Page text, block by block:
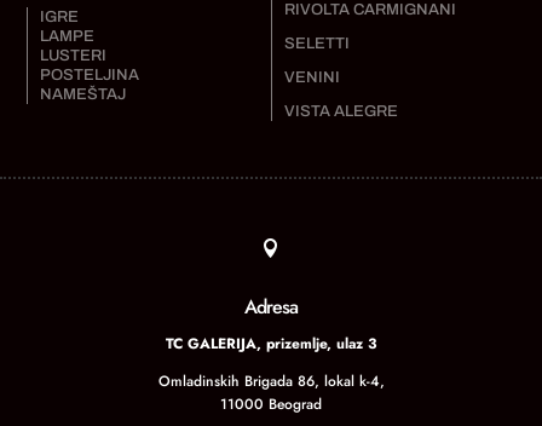
IGRE
LAMPE
LUSTERI
POSTELJINA
NAMEŠTAJ
RIVOLTA CARMIGNANI
SELETTI
VENINI
VISTA ALEGRE

Adresa
TC GALERIJA, prizemlje, ulaz 3
Omladinskih Brigada 86, lokal k-4,
11000 Beograd